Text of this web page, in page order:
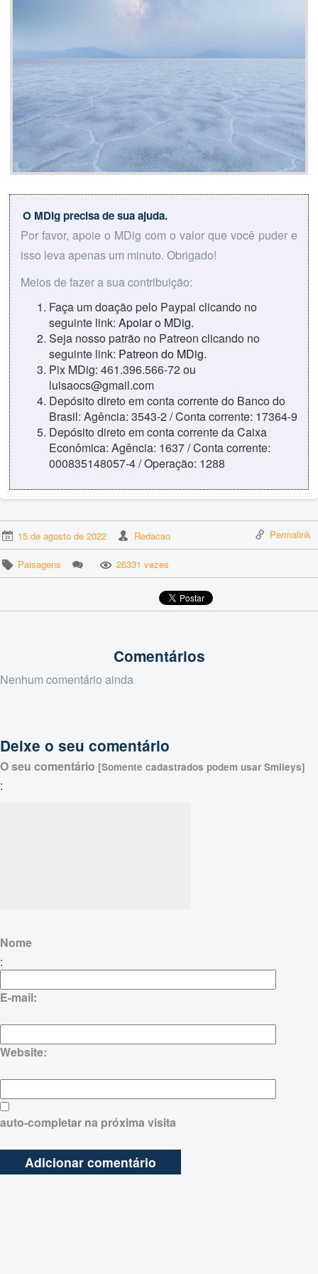
O MDig precisa de sua ajuda.
Por favor, apoie o MDig com o valor que você puder e
isso leva apenas um minuto. Obrigado!
Meios de fazer a sua contribuição:
Faça um doação pelo Paypal clicando no
seguinte link: Apoiar o MDig.
Seja nosso patrão no Patreon clicando no
seguinte link: Patreon do MDig.
Pix MDig: 461.396.566-72 ou
luisaocs@gmail.com
Depósito direto em conta corrente do Banco do
Brasil: Agência: 3543-2 / Conta corrente: 17364-9
Depósito direto em conta corrente da Caixa
Econômica: Agência: 1637 / Conta corrente:
000835148057-4 / Operação: 1288
15 de agosto de 2022 Redacao Permalink
Paisagens 26331 vezes
Comentários
Nenhum comentário ainda
Deixe o seu comentário
O seu comentário [Somente cadastrados podem usar Smileys]
:
Nome
:
E-mail:
Website:
auto-completar na próxima visita